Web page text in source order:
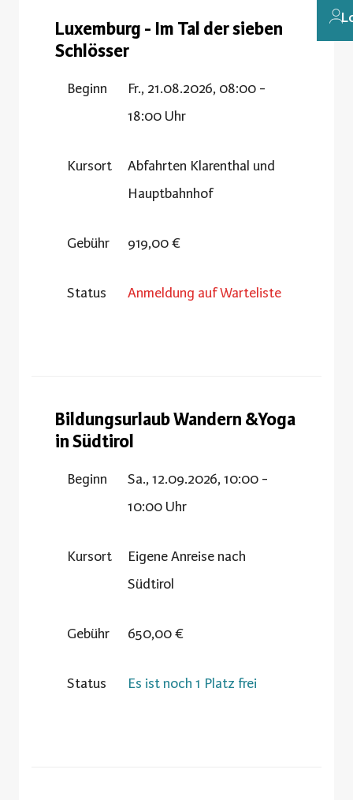
Luxemburg - Im Tal der sieben
Schlösser
Beginn
Fr., 21.08.2026, 08:00 -
18:00 Uhr
Kursort
Abfahrten Klarenthal und
Hauptbahnhof
Gebühr 919,00 €
Status Anmeldung auf Warteliste
Bildungsurlaub Wandern &Yoga
in Südtirol
Beginn
Sa., 12.09.2026, 10:00 -
10:00 Uhr
Kursort
Eigene Anreise nach
Südtirol
Gebühr 650,00 €
Status Es ist noch 1 Platz frei